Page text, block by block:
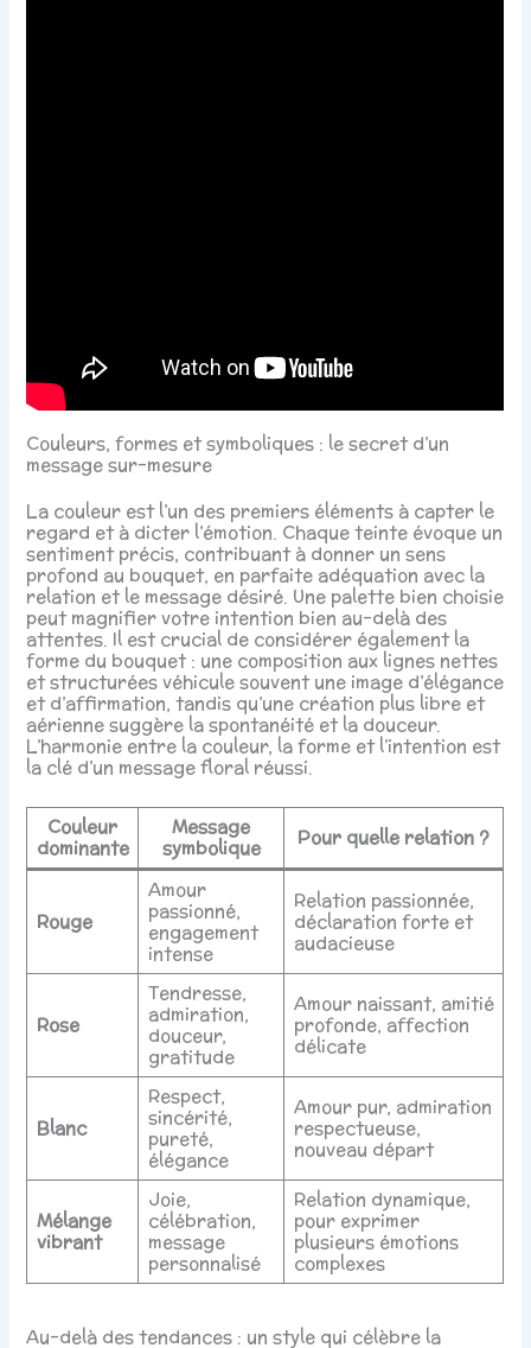
Couleurs, formes et symboliques : le secret d’un
message sur-mesure
La couleur est l’un des premiers éléments à capter le
regard et à dicter l’émotion. Chaque teinte évoque un
sentiment précis, contribuant à donner un sens
profond au bouquet, en parfaite adéquation avec la
relation et le message désiré. Une palette bien choisie
peut magnifier votre intention bien au-delà des
attentes. Il est crucial de considérer également la
forme du bouquet : une composition aux lignes nettes
et structurées véhicule souvent une image d’élégance
et d’affirmation, tandis qu’une création plus libre et
aérienne suggère la spontanéité et la douceur.
L’harmonie entre la couleur, la forme et l’intention est
la clé d’un message floral réussi.
Couleur
dominante
Message
symbolique
Pour quelle relation ?
Rouge
Amour
passionné,
engagement
intense
Relation passionnée,
déclaration forte et
audacieuse
Rose
Tendresse,
admiration,
douceur,
gratitude
Amour naissant, amitié
profonde, affection
délicate
Blanc
Respect,
sincérité,
pureté,
élégance
Amour pur, admiration
respectueuse,
nouveau départ
Mélange
vibrant
Joie,
célébration,
message
personnalisé
Relation dynamique,
pour exprimer
plusieurs émotions
complexes
Au-delà des tendances : un style qui célèbre la